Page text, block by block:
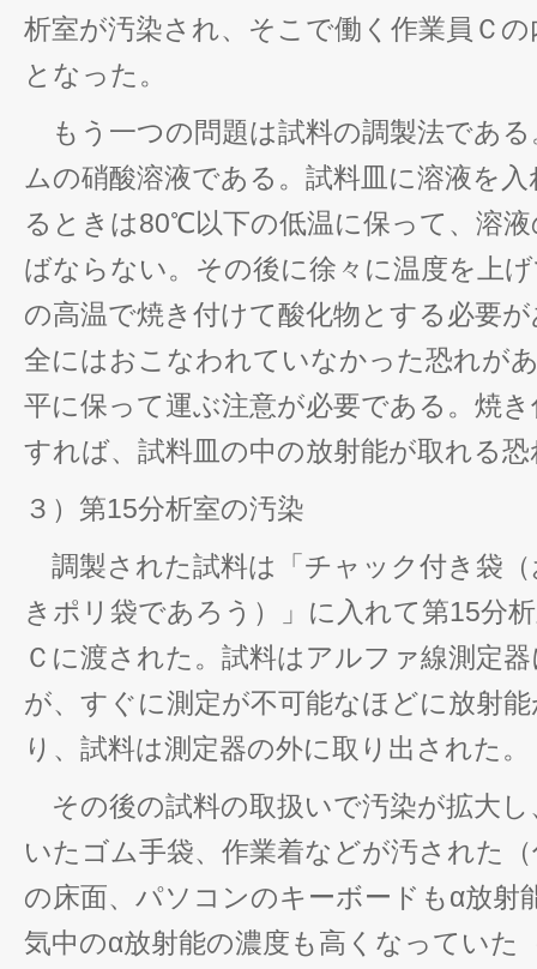
析室が汚染され、そこで働く作業員Ｃ
となった。
もう一つの問題は試料の調製法であ
ムの硝酸溶液である。試料皿に溶液を
るときは80℃以下の低温に保って、溶
ばならない。その後に徐々に温度を上
の高温で焼き付けて酸化物とする必要
全にはおこなわれていなかった恐れが
平に保って運ぶ注意が必要である。焼
すれば、試料皿の中の放射能が取れる
３）第15分析室の汚染
調製された試料は「チャック付き袋
きポリ袋であろう）」に入れて第15分
Ｃに渡された。試料はアルファ線測定
が、すぐに測定が不可能なほどに放射
り、試料は測定器の外に取り出された。
その後の試料の取扱いで汚染が拡大し
いたゴム手袋、作業着などが汚された
の床面、パソコンのキーボードもα放射
気中のα放射能の濃度も高くなっていた